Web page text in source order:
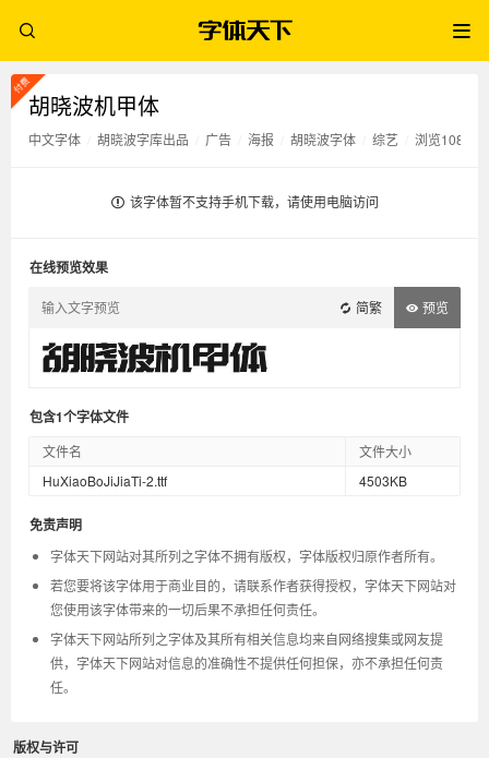
胡晓波机甲体
中文字体 胡晓波字库出品 广告 海报 胡晓波字体 综艺 浏览1083次
该字体暂不支持手机下载，请使用电脑访问
在线预览效果
简繁 预览
包含1个字体文件
文件名
文件大小
HuXiaoBoJiJiaTi-2.ttf
4503KB
免责声明
字体天下网站对其所列之字体不拥有版权，字体版权归原作者所有。
若您要将该字体用于商业目的，请联系作者获得授权，字体天下网站对
您使用该字体带来的一切后果不承担任何责任。
字体天下网站所列之字体及其所有相关信息均来自网络搜集或网友提
供，字体天下网站对信息的准确性不提供任何担保，亦不承担任何责
任。
版权与许可